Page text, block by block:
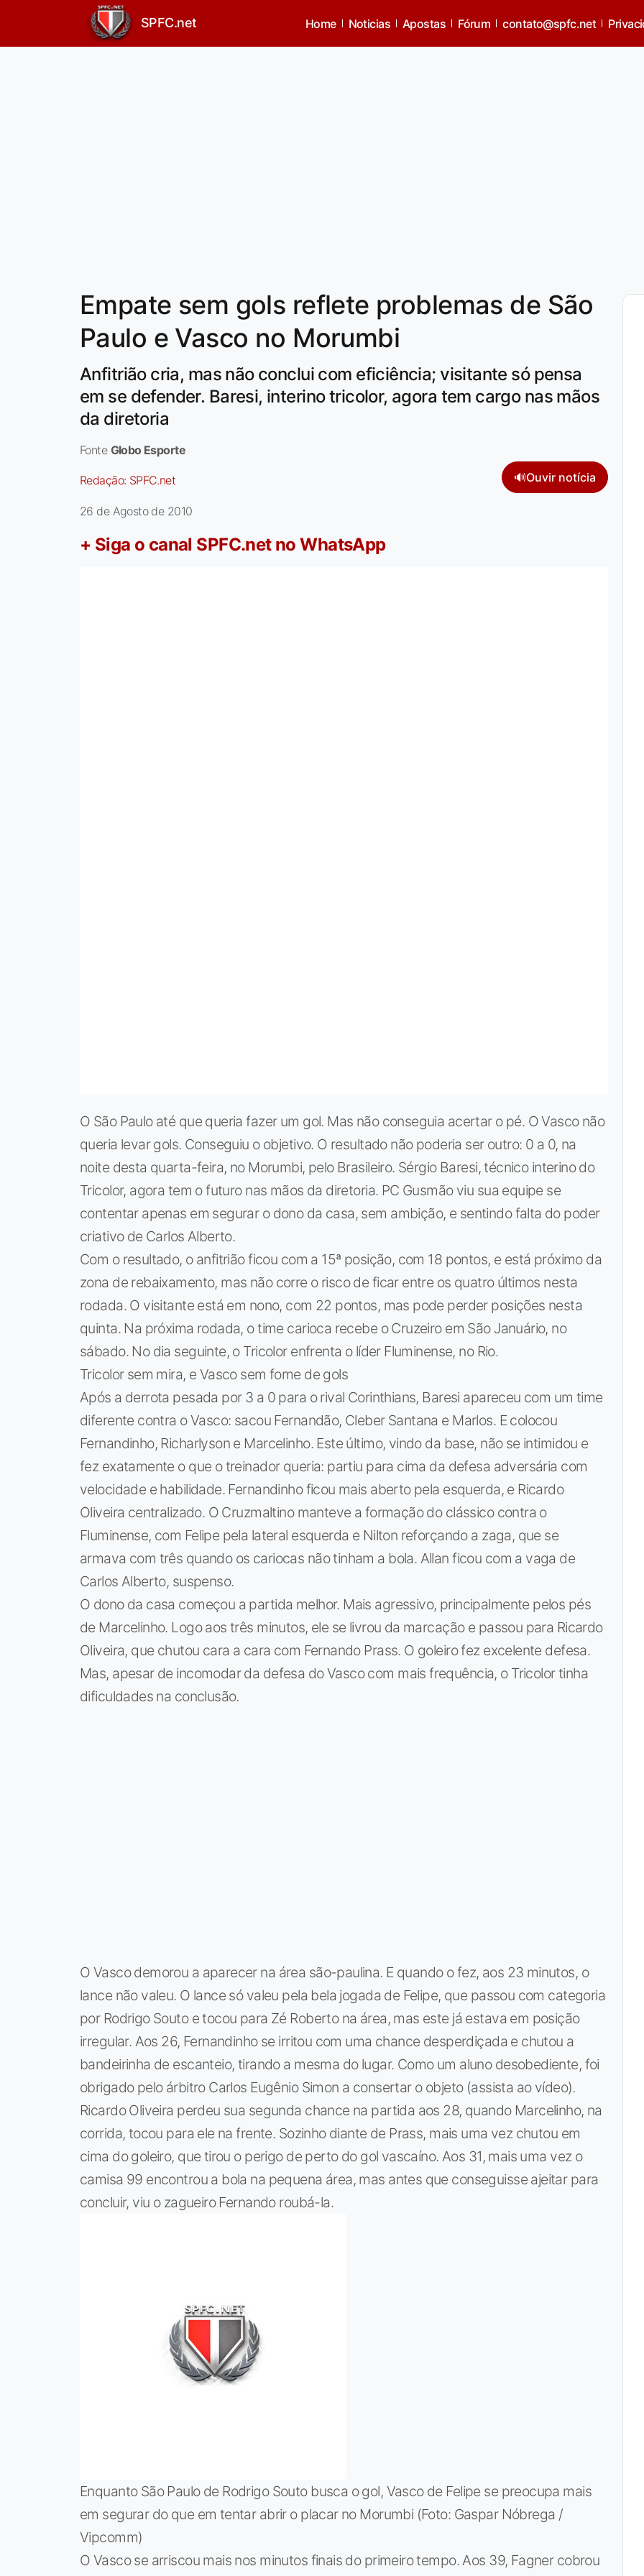
SPFC.net Home Noticias Apostas Fórum contato@spfc.net
Empate sem gols reflete problemas de São
Paulo e Vasco no Morumbi
Anfitrião cria, mas não conclui com eficiência; visitante só pensa
em se defender. Baresi, interino tricolor, agora tem cargo nas mãos
da diretoria
Fonte Globo Esporte
Redação: SPFC.net 🔊Ouvir notícia
26 de Agosto de 2010
+ Siga o canal SPFC.net no WhatsApp
O São Paulo até que queria fazer um gol. Mas não conseguia acertar o pé. O Vasco não
queria levar gols. Conseguiu o objetivo. O resultado não poderia ser outro: 0 a 0, na
noite desta quarta-feira, no Morumbi, pelo Brasileiro. Sérgio Baresi, técnico interino do
Tricolor, agora tem o futuro nas mãos da diretoria. PC Gusmão viu sua equipe se
contentar apenas em segurar o dono da casa, sem ambição, e sentindo falta do poder
criativo de Carlos Alberto.
Com o resultado, o anfitrião ficou com a 15ª posição, com 18 pontos, e está próximo da
zona de rebaixamento, mas não corre o risco de ficar entre os quatro últimos nesta
rodada. O visitante está em nono, com 22 pontos, mas pode perder posições nesta
quinta. Na próxima rodada, o time carioca recebe o Cruzeiro em São Januário, no
sábado. No dia seguinte, o Tricolor enfrenta o líder Fluminense, no Rio.
Tricolor sem mira, e Vasco sem fome de gols
Após a derrota pesada por 3 a 0 para o rival Corinthians, Baresi apareceu com um time
diferente contra o Vasco: sacou Fernandão, Cleber Santana e Marlos. E colocou
Fernandinho, Richarlyson e Marcelinho. Este último, vindo da base, não se intimidou e
fez exatamente o que o treinador queria: partiu para cima da defesa adversária com
velocidade e habilidade. Fernandinho ficou mais aberto pela esquerda, e Ricardo
Oliveira centralizado. O Cruzmaltino manteve a formação do clássico contra o
Fluminense, com Felipe pela lateral esquerda e Nilton reforçando a zaga, que se
armava com três quando os cariocas não tinham a bola. Allan ficou com a vaga de
Carlos Alberto, suspenso.
O dono da casa começou a partida melhor. Mais agressivo, principalmente pelos pés
de Marcelinho. Logo aos três minutos, ele se livrou da marcação e passou para Ricardo
Oliveira, que chutou cara a cara com Fernando Prass. O goleiro fez excelente defesa.
Mas, apesar de incomodar da defesa do Vasco com mais frequência, o Tricolor tinha
dificuldades na conclusão.
O Vasco demorou a aparecer na área são-paulina. E quando o fez, aos 23 minutos, o
lance não valeu. O lance só valeu pela bela jogada de Felipe, que passou com categoria
por Rodrigo Souto e tocou para Zé Roberto na área, mas este já estava em posição
irregular. Aos 26, Fernandinho se irritou com uma chance desperdiçada e chutou a
bandeirinha de escanteio, tirando a mesma do lugar. Como um aluno desobediente, foi
obrigado pelo árbitro Carlos Eugênio Simon a consertar o objeto (assista ao vídeo).
Ricardo Oliveira perdeu sua segunda chance na partida aos 28, quando Marcelinho, na
corrida, tocou para ele na frente. Sozinho diante de Prass, mais uma vez chutou em
cima do goleiro, que tirou o perigo de perto do gol vascaíno. Aos 31, mais uma vez o
camisa 99 encontrou a bola na pequena área, mas antes que conseguisse ajeitar para
concluir, viu o zagueiro Fernando roubá-la.
Enquanto São Paulo de Rodrigo Souto busca o gol, Vasco de Felipe se preocupa mais
em segurar do que em tentar abrir o placar no Morumbi (Foto: Gaspar Nóbrega /
Vipcomm)
O Vasco se arriscou mais nos minutos finais do primeiro tempo. Aos 39, Fagner cobrou